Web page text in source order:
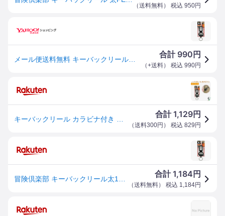
（送料無料） 税込 950円
合計 990 円
（+送料） 税込 990円
合計1,129円
（送料300円 ） 税込 829 円
合計1,184 円
（送料無料） 税込 1,184円